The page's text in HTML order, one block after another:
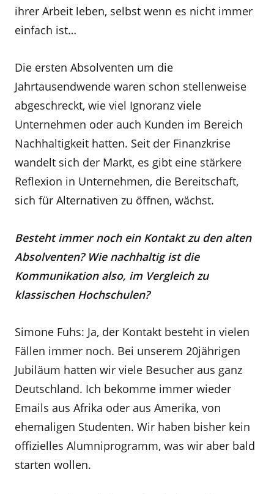
ihrer Arbeit leben, selbst wenn es nicht immer
einfach ist…
Die ersten Absolventen um die
Jahrtausendwende waren schon stellenweise
abgeschreckt, wie viel Ignoranz viele
Unternehmen oder auch Kunden im Bereich
Nachhaltigkeit hatten. Seit der Finanzkrise
wandelt sich der Markt, es gibt eine stärkere
Reflexion in Unternehmen, die Bereitschaft,
sich für Alternativen zu öffnen, wächst.
Besteht immer noch ein Kontakt zu den alten
Absolventen? Wie nachhaltig ist die
Kommunikation also, im Vergleich zu
klassischen Hochschulen?
Simone Fuhs: Ja, der Kontakt besteht in vielen
Fällen immer noch. Bei unserem 20jährigen
Jubiläum hatten wir viele Besucher aus ganz
Deutschland. Ich bekomme immer wieder
Emails aus Afrika oder aus Amerika, von
ehemaligen Studenten. Wir haben bisher kein
offizielles Alumniprogramm, was wir aber bald
starten wollen.